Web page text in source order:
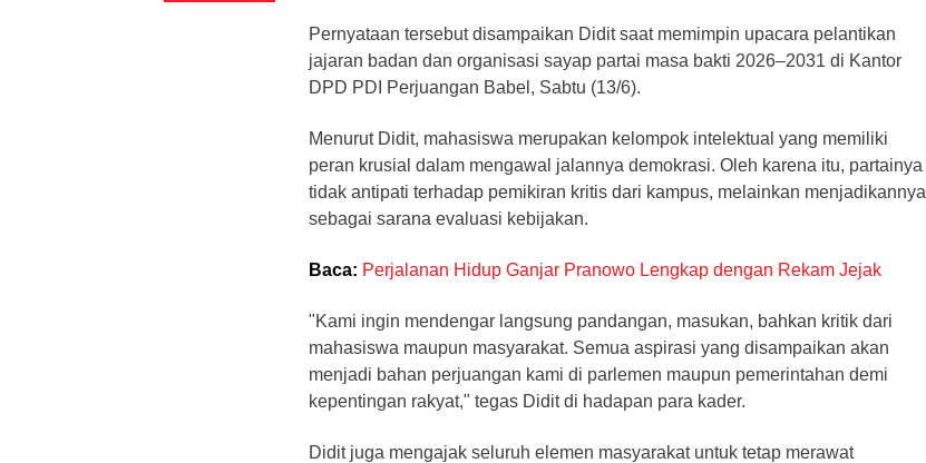
Pernyataan tersebut disampaikan Didit saat memimpin upacara pelantikan
jajaran badan dan organisasi sayap partai masa bakti 2026–2031 di Kantor
DPD PDI Perjuangan Babel, Sabtu (13/6).
Menurut Didit, mahasiswa merupakan kelompok intelektual yang memiliki
peran krusial dalam mengawal jalannya demokrasi. Oleh karena itu, partainya
tidak antipati terhadap pemikiran kritis dari kampus, melainkan menjadikannya
sebagai sarana evaluasi kebijakan.
Baca: Perjalanan Hidup Ganjar Pranowo Lengkap dengan Rekam Jejak
"Kami ingin mendengar langsung pandangan, masukan, bahkan kritik dari
mahasiswa maupun masyarakat. Semua aspirasi yang disampaikan akan
menjadi bahan perjuangan kami di parlemen maupun pemerintahan demi
kepentingan rakyat," tegas Didit di hadapan para kader.
Didit juga mengajak seluruh elemen masyarakat untuk tetap merawat